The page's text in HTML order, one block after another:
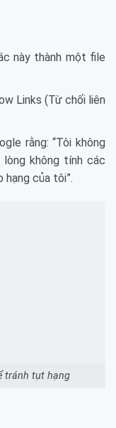
này thành một file
Links (Từ chối liên
rằng: “Tôi không
lòng không tính các
của tôi”.
tránh tụt hạng